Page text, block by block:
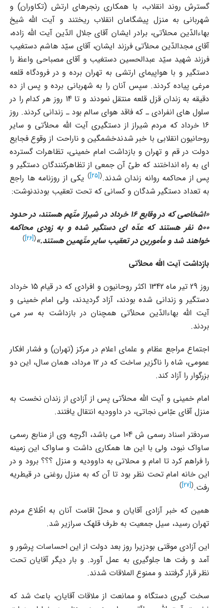
گسترش روند انقلاب، با همکارى رنجرهاى ارتش (تکاوران) و
شهربانى به منزل پیشگامان انقلاب ریختند و آیت الله شیخ
بهاءالدّین محلاّتى، برادر ایشان آقاى جلال الدّین آیت الله زاده،
آقاى مجدالدّین محلاّتى فرزند ایشان، آقاى سیّد هاشم دستغیب
فرزند شهید سیّد عبدالحسین دستغیب و آقاى مصباحى واعظ را
دستگیر و با هواپیماى ارتشى به تهران برده و در فرودگاه قلعه
مرغى پیاده کردند. سپس آنان را به شهربانى برده و پس از ده
دقیقه به زندان قزل قلعه منتقل نمودند و تا 14 روز هر کدام را در
سلول هاى انفرادى ـ که فاقد هواى سالم بود ـ زندانى کردند. روز
16 خرداد که مردم شیراز از دستگیرى آیت الله محلاّتى و سایر
روحانیون انقلابى با خبر شدندخشمگین و ناراحت از وقوع فجایع
دولت در قم و تهران و بازداشت امام خمینى، تظاهرات گسترده
اى به راه انداختند که طىّ آن جمعى از تظاهرکنندگان دستگیر و
پس از محاکمه روانه زندان شدند.(
[25]
) یکى از روزنامه ها راجع
به تعداد دستگیر شدگان و کسانى که تحت تعقیب بودندنوشت:
«
اشخاصى که در وقایع 16 خرداد در شیراز متّهم هستند، در حدود
500 نفر هستند که عدّه اى دستگیر شده و به زودى محاکمه
خواهند شد و مأمورین در تعقیب سایر متّهمین هستند.»
(
[26]
)
بازداشت آیت الله محلاّتى
روز 29 تیر ماه 1342 اکثر روحانیون و افرادى که در قیام 15 خرداد
دستگیر و زندانى شده بودند، آزاد گردیدند، ولى امام خمینى و
آیت الله بهاءالدّین محلاّتى همچنان در بازداشت به سر مى
بردند.
اجتماع مراجع عظام و علماى اعلام در مرکز (تهران) و فشار افکار
عمومى، شاه را ناگزیر ساخت که در 12 مرداد، همان سال، این دو
بزرگوار را آزاد کند.
امام خمینى و آیت الله محلاّتى پس از آزادى از زندان نخست به
منزل آقاى عبّاس نجاتى، در داوودیه انتقال یافتند.
سردفتر اسناد رسمى ش 104 مى باشد، اگرچه وى از منابع رسمى
ساواک نبود، ولى با این ها همکارى داشت و ساواک این زمینه
را فراهم کرد تا امام و محلاتى به داوودیه و منزل ؟؟؟ برود و در
این خانه امام تحت نظر بود تا آن که به منزل روغنى در قیطریه
رفت.(
[27]
)
همین که خبر آزادى آقایان و محلّ اقامت آنان به اطّلاع مردم
تهران رسید، سیل جمعیت به طرف قلهک سرازیر شد.
این آزادى موقتى بودزیرا روز بعد دولت از این احساسات پرشور و
آمد و رفت ها جلوگیرى به عمل آورد. و بار دیگر آقایان تحت
نظر قرار گرفتند و ممنوع الملاقات شدند.
سخت گیرى دستگاه و ممانعت از ملاقات آقایان، باعث شد که